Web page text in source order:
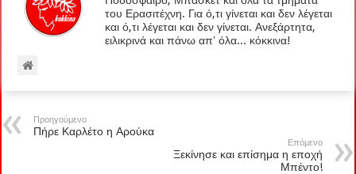
του Ερασιτέχνη. Για ό,τι γίνεται και δεν λέγεται
και ό,τι λέγεται και δεν γίνεται. Ανεξάρτητα,
ειλικρινά και πάνω απ' όλα... κόκκινα!
Προηγούμενο
Πήρε Καρλέτο η Αρούκα
Επόμενο
Ξεκίνησε και επίσημα η εποχή
Μπέντο!